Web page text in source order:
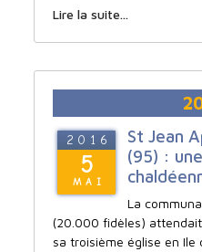
Lire la suite...
2016
5
MAI
St Jean
(95) :
La
(20.000 fidèles)
sa troisième église en Ile